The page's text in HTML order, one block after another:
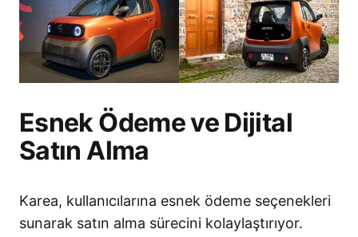
Esnek Ödeme ve Dijital
Satın Alma
Karea, kullanıcılarına esnek ödeme seçenekleri
sunarak satın alma sürecini kolaylaştırıyor.